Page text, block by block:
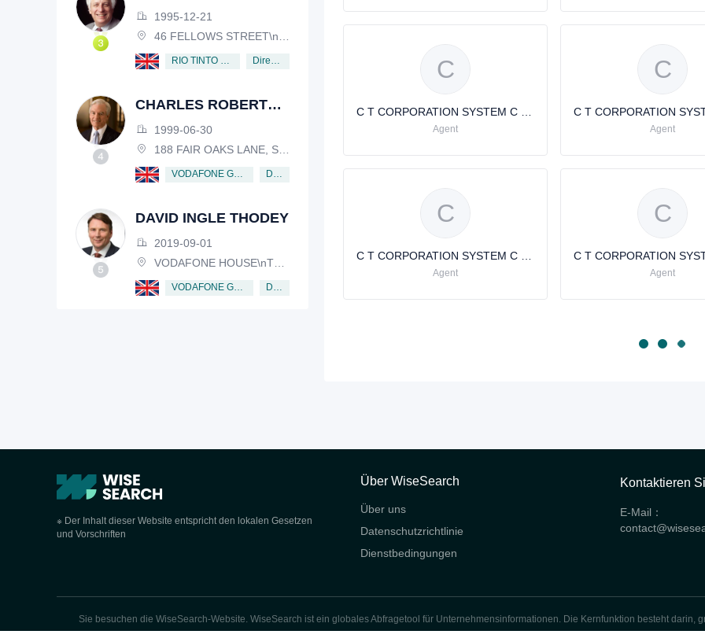
VICTOR NOSSAL
1995-12-21
46 FELLOWS STREET\nKEW, VICTORIA, 3101, AUSTRALIA
RIO TINTO PLC
CHARLES ROBERT
SCHWAB
1999-06-30
188 FAIR OAKS LANE, SHIV RAFHEL, CALIFORNIA, 94903, USA
VODAFONE GROUP PUBLIC LIMITED COMPANY
DAVID INGLE THODEY
2019-09-01
VODAFONE HOUSE\nTHE CONNECTION, NEWBURY, BERKSHIRE, RG14 2FN
VODAFONE GROUP PUBLIC LIMITED COMPANY
C
Agent
C
Agent
C
Agent
C
Agent
※ Der Inhalt dieser Website entspricht den lokalen Gesetzen
und Vorschriften
Über WiseSearch
Über uns
Datenschutzrichtlinie
Dienstbedingungen
Kontaktieren
E-Mail：
Sie besuchen die WiseSearch-Website. WiseSearch ist ein globales Abfragetool für Unternehmensinformationen. Die Kernfunktion besteht